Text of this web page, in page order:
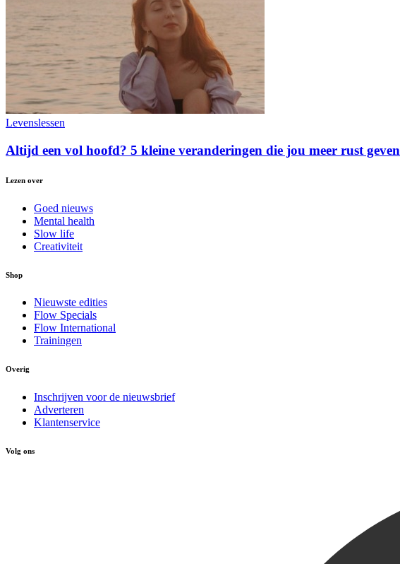
Levenslessen
Altijd een vol hoofd? 5 kleine veranderingen die jou meer rust geven
Lezen over
Goed nieuws
Mental health
Slow life
Creativiteit
Shop
Nieuwste edities
Flow Specials
Flow International
Trainingen
Overig
Inschrijven voor de nieuwsbrief
Adverteren
Klantenservice
Volg ons